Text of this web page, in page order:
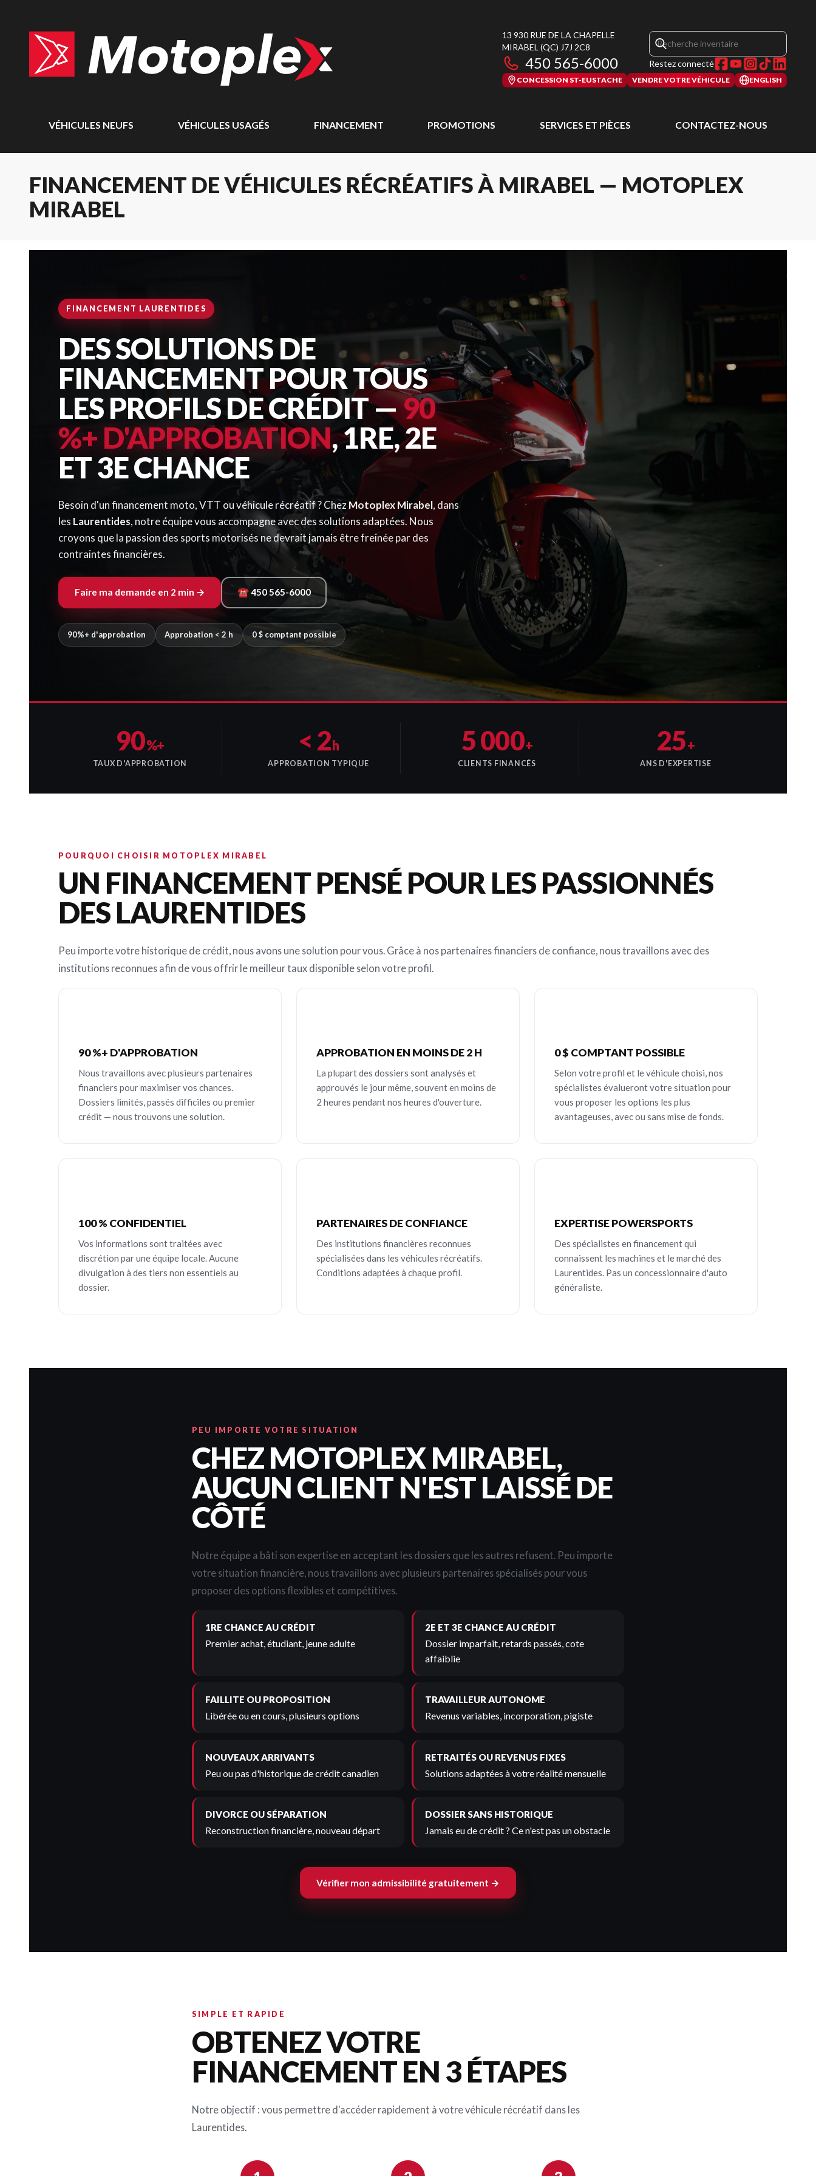
13 930 RUE DE LA CHAPELLE
MIRABEL (QC) J7J 2C8
450 565-6000 Restez connecté
CONCESSION ST-EUSTACHE VENDRE VOTRE VÉHICULE ENGLISH
VÉHICULES NEUFS VÉHICULES USAGÉS FINANCEMENT PROMOTIONS SERVICES ET PIÈCES CONTACTEZ-NOUS
FINANCEMENT DE VÉHICULES RÉCRÉATIFS À MIRABEL — MOTOPLEX
MIRABEL
FINANCEMENT LAURENTIDES
DES SOLUTIONS DE
FINANCEMENT POUR TOUS
LES PROFILS DE CRÉDIT —90
%+ D'APPROBATION, 1RE, 2E
ET 3E CHANCE
Besoin d'un financement moto, VTT ou véhicule récréatif ? ChezMotoplex Mirabel, dans
les Laurentides, notre équipe vous accompagne avec des solutions adaptées. Nous
croyons que la passion des sports motorisés ne devrait jamais être freinée par des
contraintes financières.
Faire ma demande en 2 min → ☎ 450 565-6000
90%+ d'approbation Approbation < 2 h 0 $ comptant possible
90%+
TAUX D'APPROBATION
< 2h
APPROBATION TYPIQUE
5 000+
CLIENTS FINANCÉS
25+
ANS D'EXPERTISE
POURQUOI CHOISIR MOTOPLEX MIRABEL
UN FINANCEMENT PENSÉ POUR LES PASSIONNÉS
DES LAURENTIDES
Peu importe votre historique de crédit, nous avons une solution pour vous. Grâce à nos partenaires financiers de confiance, nous travaillons avec des
institutions reconnues afin de vous offrir le meilleur taux disponible selon votre profil.
90 %+ D'APPROBATION
Nous travaillons avec plusieurs partenaires
financiers pour maximiser vos chances.
Dossiers limités, passés difficiles ou premier
crédit — nous trouvons une solution.
APPROBATION EN MOINS DE 2 H
La plupart des dossiers sont analysés et
approuvés le jour même, souvent en moins de
2 heures pendant nos heures d'ouverture.
0 $ COMPTANT POSSIBLE
Selon votre profil et le véhicule choisi, nos
spécialistes évalueront votre situation pour
vous proposer les options les plus
avantageuses, avec ou sans mise de fonds.
100 % CONFIDENTIEL
Vos informations sont traitées avec
discrétion par une équipe locale. Aucune
divulgation à des tiers non essentiels au
dossier.
PARTENAIRES DE CONFIANCE
Des institutions financières reconnues
spécialisées dans les véhicules récréatifs.
Conditions adaptées à chaque profil.
EXPERTISE POWERSPORTS
Des spécialistes en financement qui
connaissent les machines et le marché des
Laurentides. Pas un concessionnaire d'auto
généraliste.
PEU IMPORTE VOTRE SITUATION
CHEZ MOTOPLEX MIRABEL,
AUCUN CLIENT N'EST LAISSÉ DE
CÔTÉ
Notre équipe a bâti son expertise en acceptant les dossiers que les autres refusent. Peu importe
votre situation financière, nous travaillons avec plusieurs partenaires spécialisés pour vous
proposer des options flexibles et compétitives.
1RE CHANCE AU CRÉDIT
Premier achat, étudiant, jeune adulte
2E ET 3E CHANCE AU CRÉDIT
Dossier imparfait, retards passés, cote
affaiblie
FAILLITE OU PROPOSITION
Libérée ou en cours, plusieurs options
TRAVAILLEUR AUTONOME
Revenus variables, incorporation, pigiste
NOUVEAUX ARRIVANTS
Peu ou pas d'historique de crédit canadien
RETRAITÉS OU REVENUS FIXES
Solutions adaptées à votre réalité mensuelle
DIVORCE OU SÉPARATION
Reconstruction financière, nouveau départ
DOSSIER SANS HISTORIQUE
Jamais eu de crédit ? Ce n'est pas un obstacle
Vérifier mon admissibilité gratuitement →
SIMPLE ET RAPIDE
OBTENEZ VOTRE
FINANCEMENT EN 3 ÉTAPES
Notre objectif : vous permettre d'accéder rapidement à votre véhicule récréatif dans les
Laurentides.